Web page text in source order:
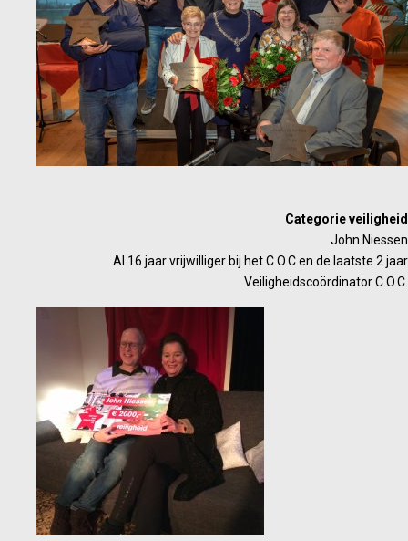
Categorie veiligheid
John Niessen
Al 16 jaar vrijwilliger bij het C.O.C en de laatste 2 jaar
Veiligheidscoördinator C.O.C.